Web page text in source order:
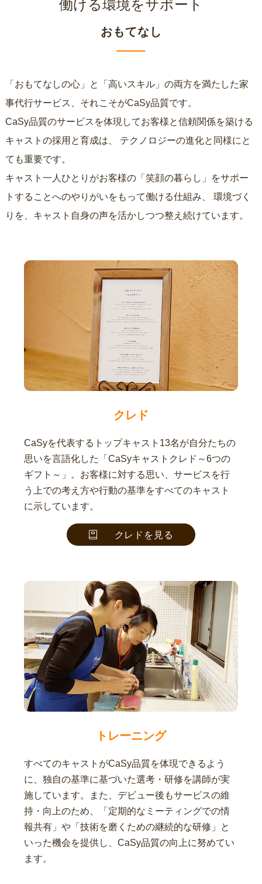
働ける環境をサポート
おもてなし
「おもてなしの心」と「高いスキル」の両方を満たした家
事代行サービス、それこそがCaSy品質です。
CaSy品質のサービスを体現してお客様と信頼関係を築ける
キャストの採用と育成は、
ても重要です。
キャスト一人ひとりがお客様の「笑顔の暮らし」をサポー
トすることへのやりがいをもって働ける仕組み、
りを、キャスト自身の声を活かしつつ整え続けています。
クレド
CaSyを代表するトップキャスト13名が自分たちの
思いを言語化した「CaSyキャストクレド～6つの
ギフト～」。お客様に対する思い、サービスを行
う上での考え方や行動の基準をすべてのキャスト
に示しています。
クレドを見る
トレーニング
すべてのキャストがCaSy品質を体現できるよう
に、独自の基準に基づいた選考・研修を講師が実
施しています。また、デビュー後もサービスの維
持・向上のため、「定期的なミーティングでの情
報共有」や「技術を磨くための継続的な研修」と
いった機会を提供し、CaSy品質の向上に努めてい
ます。